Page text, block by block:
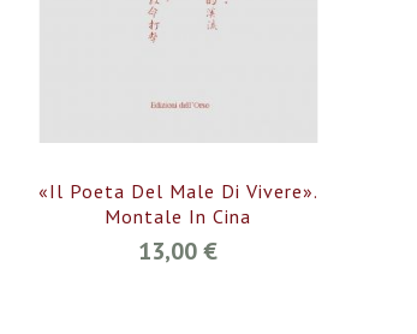
«Il Poeta Del Male Di Vivere».
Montale In Cina
13,00 €